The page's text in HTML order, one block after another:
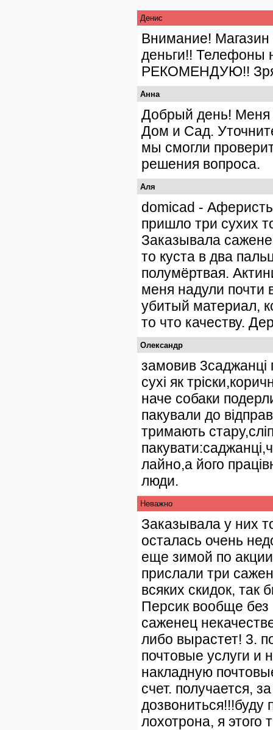
Денис
Внимание! Магазин
деньги!! Телефоны
РЕКОМЕНДУЮ!! Зря
Анна
Добрый день! Меня
Дом и Сад.
мы смогли
решения вопроса.
Аля
domicad -
пришло три сухих
Заказывала
то куста в два
полумёртвая.
меня надули почти
убитый материал,
то что качеству.
Oлександр
замовив 3саджанці
сухі як
наче собаки
пакували до
тримають
лайно,а його
люди.
Неважно
Заказывала у них
осталась очень
еще зимой по
прислали три
всяких скидок, так
Персик вообще без
саженец
либо вырастет! 3.
почтовые услуги и
накладную
счет. получается,
лохотрона, я этого